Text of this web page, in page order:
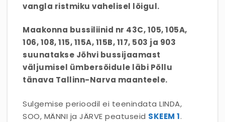
vangla ristmiku vahelisel lõigul.
Maakonna bussiliinid nr 43C, 105, 105A,
106, 108, 115, 115A, 115B, 117, 503 ja 903
suunatakse Jõhvi bussijaamast
väljumisel ümbersõidule läbi Põllu
tänava Tallinn-Narva maanteele.
Sulgemise perioodil ei teenindata LINDA,
SOO, MÄNNI ja JÄRVE peatuseid SKEEM 1.